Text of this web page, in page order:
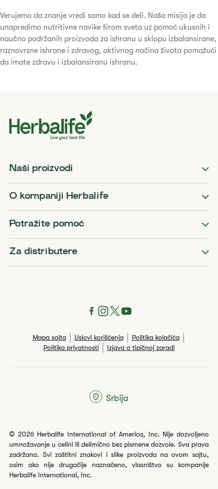
Verujemo da znanje vredi samo kad se deli. Naša misija je da
unapredimo nutritivne navike širom sveta uz pomoć ukusnih i
naučno podržanih proizvoda za ishranu u sklopu izbalansirane,
raznovrsne ishrane i zdravog, aktivnog načina života pomažući
da imate zdravu i izbalansiranu ishranu.
Naši proizvodi
O kompaniji Herbalife
Potražite pomoć
Za distributere
Mapa sajta Uslovi korišćenja
Politika kolačića
Politika privatnosti
Izjava o tipičnoj zaradi
© 2026 Herbalife International of America, Inc. Nije dozvoljeno
umnožavanje u celini ili delimično bez pismene dozvole. Sva prava
zadržana. Svi zaštitni znakovi i slike proizvoda na ovom sajtu,
osim ako nije drugačije naznačeno, vlasništvo su kompanije
Herbalife International, Inc.
Srbija